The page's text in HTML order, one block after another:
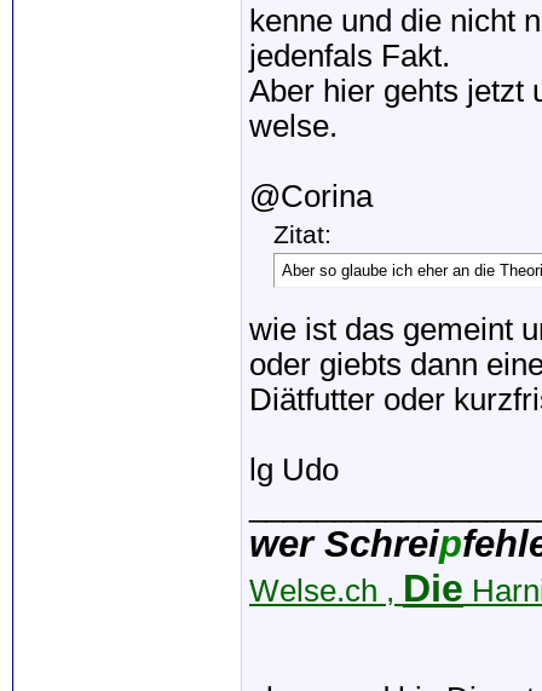
kenne und die nicht
jedenfals Fakt.
Aber hier gehts jetzt
welse.
@Corina
Zitat:
Aber so glaube ich eher an die
wie ist das gemeint
oder giebts dann
Diätfutter oder
lg Udo
wer Schreip
Welse.ch , Die